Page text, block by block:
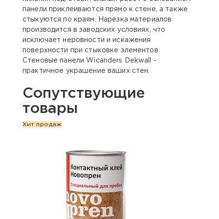
панели приклеиваются прямо к стене, а также
стыкуются по краям. Нарезка материалов
производится в заводских условиях, что
исключает неровности и искажения
поверхности при стыковке элементов.
Стеновые панели Wicanders Dekwall -
практичное украшение ваших стен.
Сопутствующие
товары
Хит продаж